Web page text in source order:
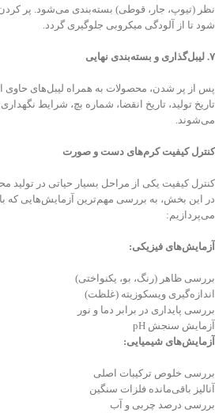
نظر (تیوپ، جار، قوطی) بسته‌بندی می‌شود. پر کردن
شود تا از آلودگی میکروبی جلوگیری گردد.
۷. لیبل‌گذاری و بسته‌بندی نهایی
پس از پر شدن، محصولات به همراه لیبل‌های حاوی
تاریخ تولید، تاریخ انقضا، شماره بچ، شرایط
می‌شوند.
کنترل کیفیت کرم‌های دست و صورت
کنترل کیفیت یکی از مراحل بسیار حیاتی در
در این بخش، به بررسی مهم‌ترین آزمایش‌هایی که
می‌پردازیم:
آزمایش‌های فیزیکی:
بررسی ظاهر (رنگ، بو، یکنواختی)
اندازه‌گیری ویسکوزیته (غلظت)
بررسی پایداری در برابر دما و نور
آزمایش سنجش pH
آزمایش‌های شیمیایی:
بررسی خلوص ترکیبات اصلی
آنالیز باقی‌مانده فلزات سنگین
بررسی درصد چربی و آب